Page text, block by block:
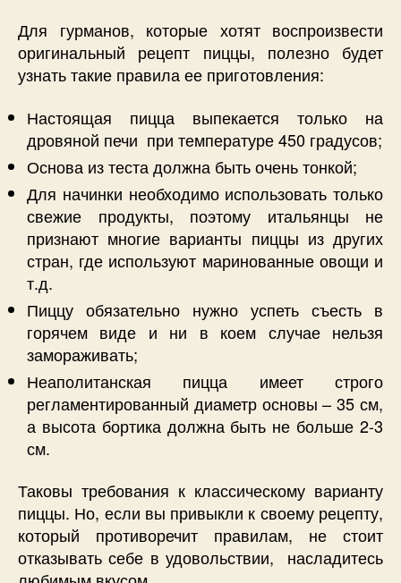
Для гурманов, которые хотят воспроизвести
оригинальный рецепт пиццы, полезно будет
узнать такие правила ее приготовления:
Настоящая пицца выпекается только на
дровяной печи при температуре 450 градусов;
Основа из теста должна быть очень тонкой;
Для начинки необходимо использовать только
свежие продукты, поэтому итальянцы не
признают многие варианты пиццы из других
стран, где используют маринованные овощи и
т.д.
Пиццу обязательно нужно успеть съесть в
горячем виде и ни в коем случае нельзя
замораживать;
Неаполитанская пицца имеет строго
регламентированный диаметр основы – 35 см,
а высота бортика должна быть не больше 2-3
см.
Таковы требования к классическому варианту
пиццы. Но, если вы привыкли к своему рецепту,
который противоречит правилам, не стоит
отказывать себе в удовольствии, насладитесь